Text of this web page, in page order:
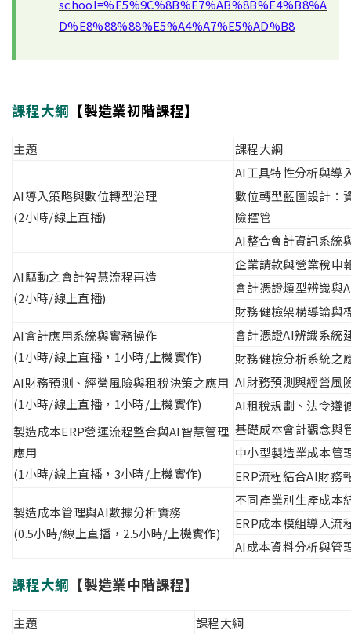
school=%E5%9C%8B%E7%AB%8B%E4%B8%A
D%E8%88%88%E5%A4%A7%E5%AD%B8
課程大綱 【製造業初階課程】
主題 課程大綱
AI導入策略與數位轉型治理
(2小時/線上直播)
AI工具特性分析與導
數位轉型藍圖設計：
險控管
AI整合會計資訊系統
AI驅動之會計智慧流程再造
(2小時/線上直播)
企業請款與營業稅申
會計憑證類型辨識與
財務健檢架構導論與
AI會計應用系統與實務操作
(1小時/線上直播，1小時/上機實作)
會計憑證AI辨識系統
財務健檢分析系統之
AI財務預測、經營風險與租稅決策之應用
(1小時/線上直播，1小時/上機實作)
AI財務預測與經營風
AI租稅規劃、法令遵
製造成本ERP營運流程整合與AI智慧管理
應用
(1小時/線上直播，3小時/上機實作)
基礎成本會計觀念與
中小型製造業成本管
ERP流程結合AI財務
製造成本管理與AI數據分析實務
(0.5小時/線上直播，2.5小時/上機實作)
不同產業別生產成本
ERP成本模組導入流
AI成本資料分析與管
課程大綱 【製造業中階課程】
主題 課程大綱